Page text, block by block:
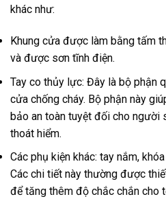
khác như:
Khung cửa được làm bằng tấm
và được sơn tĩnh điện.
Tay co thủy lực: Đây là bộ phận
cửa chống cháy. Bộ phận này
bảo an toàn tuyệt đối cho người
thoát hiểm.
Các phụ kiện khác: tay nắm,
Các chi tiết này thường được
để tăng thêm độ chắc chắn cho